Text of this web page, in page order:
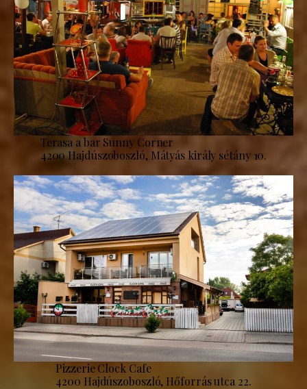
Terasa a bar Sunny Corner
4200 Hajdúszoboszló, Mátyás király sétány 10.
Pizzerie Clock Cafe
4200 Hajdúszoboszló, Hőforrás utca 22.